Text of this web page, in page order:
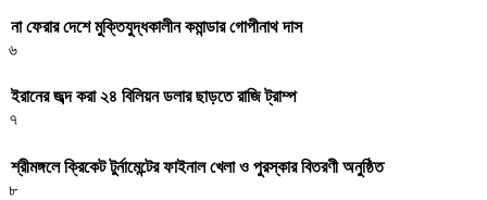
না ফেরার দেশে মুক্তিযুদ্ধকালীন কমান্ডার গোপীনাথ দাস
৬
ইরানের জব্দ করা ২৪ বিলিয়ন ডলার ছাড়তে রাজি ট্রাম্প
৭
শ্রীমঙ্গলে ক্রিকেট টুর্নামেন্টের ফাইনাল খেলা ও পুরস্কার বিতরণী অনুষ্ঠিত
৮